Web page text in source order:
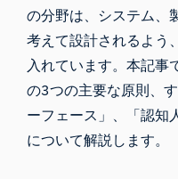
の分野は、システム、
考えて設計されるよう
入れています。本記事
の3つの主要な原則、
ーフェース」、「認知
について解説します。